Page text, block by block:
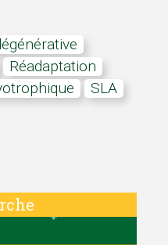
Réadaptation
SLA